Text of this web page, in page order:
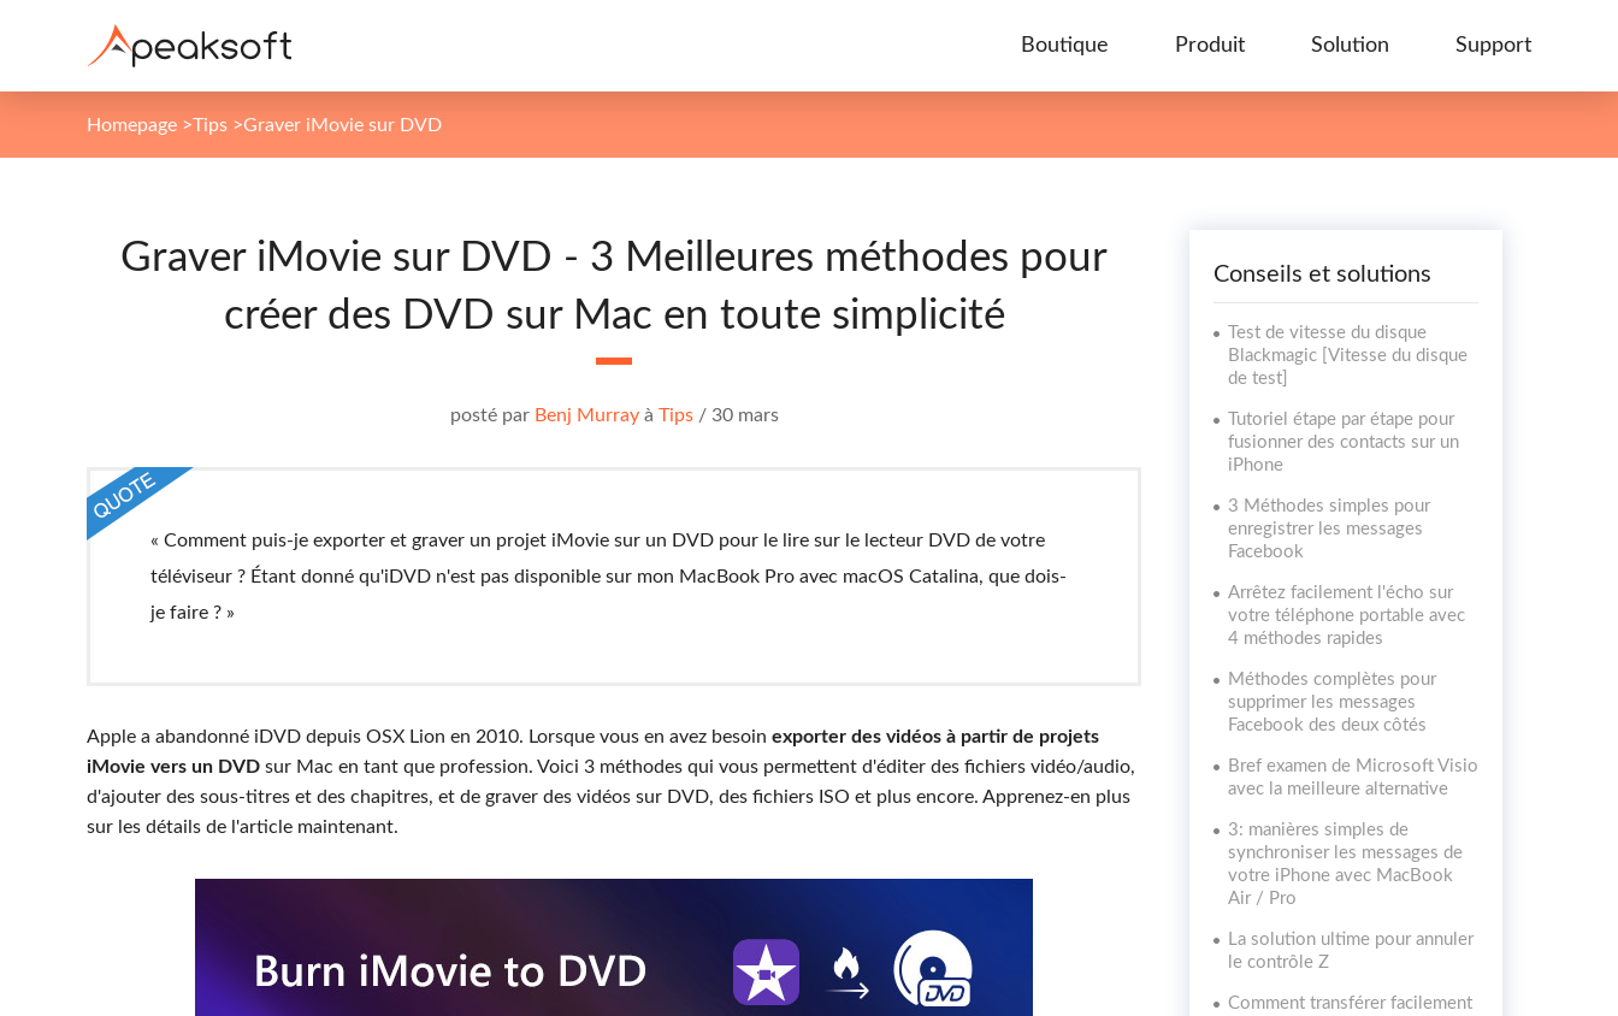
Boutique Produit Solution Support
Homepage >Tips >Graver iMovie sur DVD
Graver iMovie sur DVD - 3 Meilleures méthodes pour
créer des DVD sur Mac en toute simplicité
posté par Benj Murrayà Tips/ 30 mars
« Comment puis-je exporter et graver un projet iMovie sur un DVD pour le lire sur le lecteur DVD de votre
téléviseur ? Étant donné qu'iDVD n'est pas disponible sur mon MacBook Pro avec macOS Catalina, que dois-
je faire ? »
Apple a abandonné iDVD depuis OSX Lion en 2010. Lorsque vous en avez besoin exporter des vidéos à partir de projets
iMovie vers un DVD sur Mac en tant que profession. Voici 3 méthodes qui vous permettent d'éditer des fichiers vidéo/audio,
d'ajouter des sous-titres et des chapitres, et de graver des vidéos sur DVD, des fichiers ISO et plus encore. Apprenez-en plus
sur les détails de l'article maintenant.
Conseils et solutions
Test de vitesse du disque
Blackmagic [Vitesse du disque
de test]
Tutoriel étape par étape pour
fusionner des contacts sur un
iPhone
3 Méthodes simples pour
enregistrer les messages
Facebook
Arrêtez facilement l'écho sur
votre téléphone portable avec
4 méthodes rapides
Méthodes complètes pour
supprimer les messages
Facebook des deux côtés
Bref examen de Microsoft Visio
avec la meilleure alternative
3: manières simples de
synchroniser les messages de
votre iPhone avec MacBook
Air / Pro
La solution ultime pour annuler
le contrôle Z
Comment transférer facilement